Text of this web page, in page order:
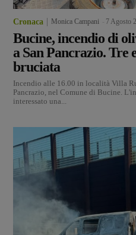
Cronaca Monica Campani 7 Agosto
Bucine, incendio di
a San Pancrazio. Tre
bruciata
Incendio alle 16.00 in località Villa
Pancrazio, nel Comune di Bucine.
interessato una...